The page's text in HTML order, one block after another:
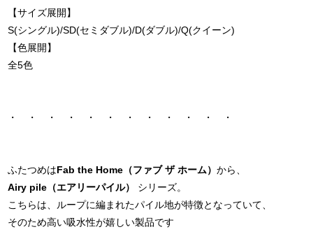
【サイズ展開】
S(シングル)/SD(セミダブル)/D(ダブル)/Q(クイーン)
【色展開】
全5色
・ ・ ・ ・ ・ ・ ・ ・ ・ ・ ・ ・
ふたつめはFab the Home（ファブ ザ ホーム）から、
Airy pile（エアリーパイル）
シリーズ。
こちらは、ループに編まれたパイル地が特徴となっていて、
そのため高い吸水性が嬉しい製品です